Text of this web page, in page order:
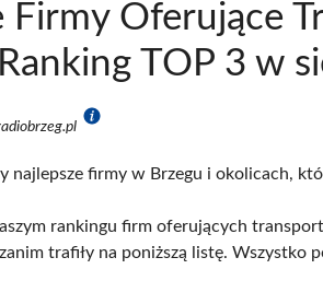
Firmy Oferujące
TOP 3 w
najlepsze firmy w Brzegu i okolicach,
rankingu firm oferujących
trafiły na poniższą listę. Wszystko